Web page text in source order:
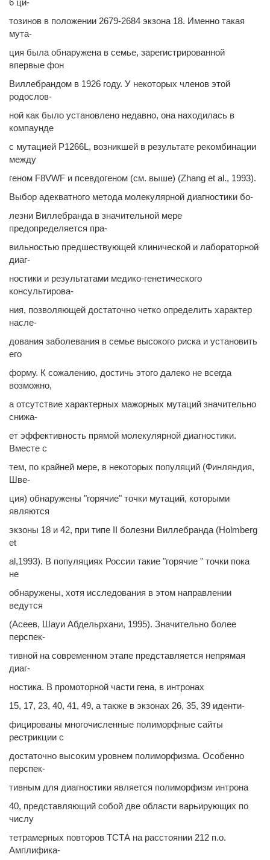
6 ци-
тозинов в положении 2679-2684 экзона 18. Именно такая
мута-
ция была обнаружена в семье, зарегистрированной
впервые фон
Виллебрандом в 1926 году. У некоторых членов этой
родослов-
ной как было установлено недавно, она находилась в
компаунде
с мутацией P1266L, возникшей в результате рекомбинации
между
геном F8VWF и псевдогеном (см. выше) (Zhang et al., 1993).
Выбор адекватного метода молекулярной диагностики бо-
лезни Виллебранда в значительной мере
предопределяется пра-
вильностью предшествующей клинической и лабораторной
диаг-
ностики и результатами медико-генетического
консультирова-
ния, позволяющей достаточно четко определить характер
насле-
дования заболевания в семье высокого риска и установить
его
форму. К сожалению, достичь этого далеко не всегда
возможно,
а отсутствие характерных мажорных мутаций значительно
снижа-
ет эффективность прямой молекулярной диагностики.
Вместе с
тем, по крайней мере, в некоторых популяций (Финляндия,
Шве-
ция) обнаружены "горячие" точки мутаций, которыми
являются
экзоны 18 и 42, при типе II болезни Виллебранда (Holmberg
et
al,1993). В популяциях России такие "горячие " точки пока
не
обнаружены, хотя исследования в этом направлении
ведутся
(Асеев, Шауи Абдельрхани, 1995). Значительно более
перспек-
тивной на современном этапе представляется непрямая
диаг-
ностика. В промоторной части гена, в интронах
15, 17, 23, 40, 41, 49, а также в экзонах 26, 35, 39 иденти-
фицированы многочисленные полиморфные сайты
рестрикции с
достаточно высоким уровнем полиморфизма. Особенно
перспек-
тивным для диагностики является полиморфизм интрона
40, представляющий собой две области варьирующих по
числу
тетрамерных повторов ТСТА на расстоянии 212 п.о.
Амплифика-